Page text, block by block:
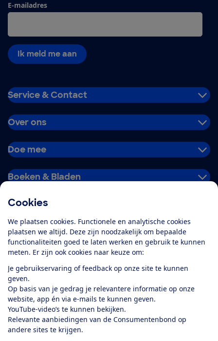
Cookies
We plaatsen cookies. Functionele en analytische cookies
plaatsen we altijd. Deze zijn noodzakelijk om bepaalde
functionaliteiten goed te laten werken en gebruik te kunnen
meten. Er zijn ook cookies naar keuze om:
Je gebruikservaring of feedback op onze site te kunnen
geven.
Op basis van je gedrag je relevantere informatie op onze
website, app én via e-mails te kunnen geven.
YouTube-video’s te kunnen bekijken.
Relevante aanbiedingen van de Consumentenbond op
andere sites te krijgen.
E-mailadres
Ik meld me aan
Service & Contact
Over ons
Doe mee
Boeken & Bladen
Alles over de
app
Algemene Voorwaarden
Privacyverklaring
Cookiebeleid
Privacyvoorkeuren
Toegankelijkheid